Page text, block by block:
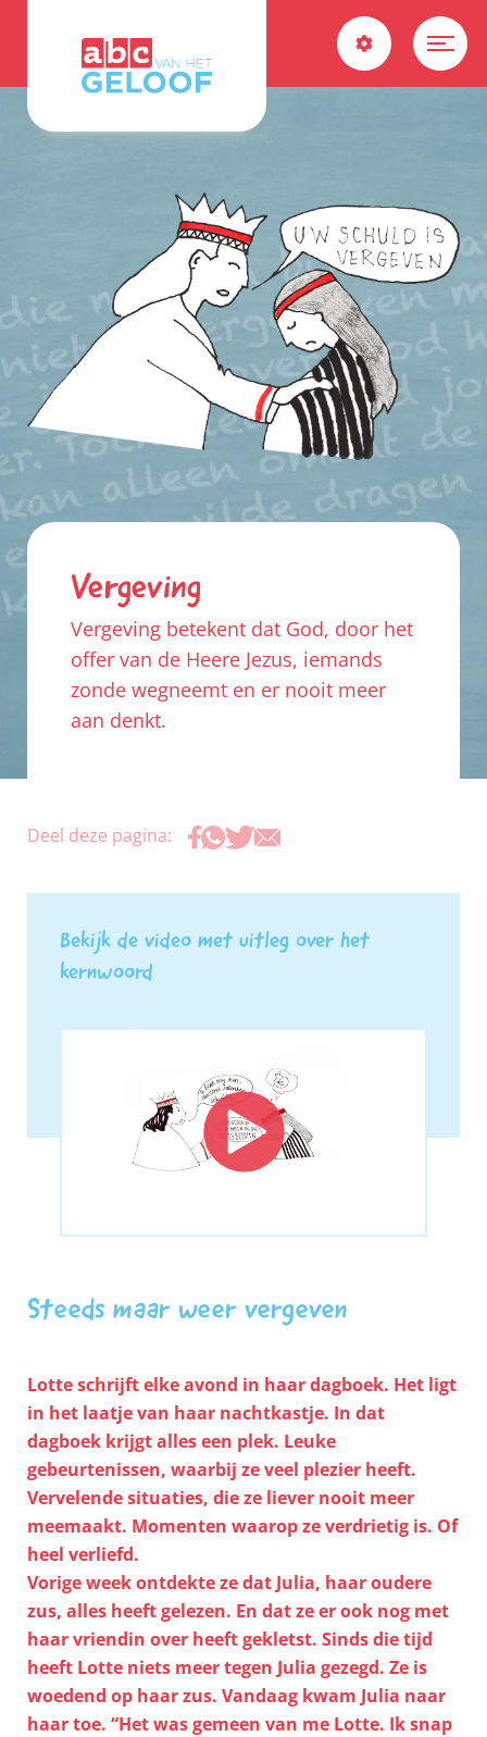
Vergeving
Vergeving betekent dat God, door het
offer van de Heere Jezus, iemands
zonde wegneemt en er nooit meer
aan denkt.
Deel deze pagina:
Bekijk de video met uitleg over het
kernwoord
Steeds maar weer vergeven
Lotte schrijft elke avond in haar dagboek. Het ligt
in het laatje van haar nachtkastje. In dat
dagboek krijgt alles een plek. Leuke
gebeurtenissen, waarbij ze veel plezier heeft.
Vervelende situaties, die ze liever nooit meer
meemaakt. Momenten waarop ze verdrietig is. Of
heel verliefd.
Vorige week ontdekte ze dat Julia, haar oudere
zus, alles heeft gelezen. En dat ze er ook nog met
haar vriendin over heeft gekletst. Sinds die tijd
heeft Lotte niets meer tegen Julia gezegd. Ze is
woedend op haar zus. Vandaag kwam Julia naar
haar toe. “Het was gemeen van me Lotte. Ik snap